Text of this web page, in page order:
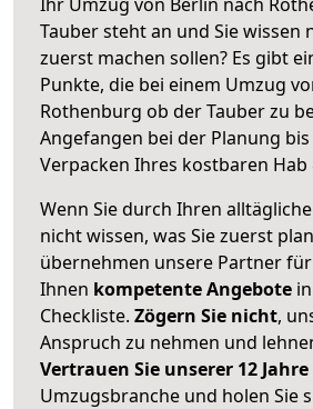
Tauber steht an und Sie wissen
zuerst machen sollen? Es gibt
Punkte, die bei einem Umzug
Rothenburg ob der Tauber zu
Angefangen bei der Planung
Verpacken Ihres kostbaren Hab
Wenn Sie durch Ihren
nicht wissen, was Sie zuerst
übernehmen unsere Partner
Ihnen kompetente Angebote
Checkliste. Zögern Sie nicht,
Anspruch zu nehmen und
Vertrauen Sie unserer 12
Umzugsbranche und holen Sie